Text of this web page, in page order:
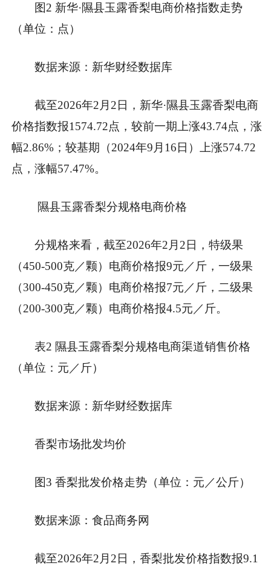
图2 新华·隰县玉露香梨电商价格指数走势
（单位：点）
数据来源：新华财经数据库
截至2026年2月2日，新华·隰县玉露香梨电商
价格指数报1574.72点，较前一期上涨43.74点，涨
幅2.86%；较基期（2024年9月16日）上涨574.72
点，涨幅57.47%。
隰县玉露香梨分规格电商价格
分规格来看，截至2026年2月2日，特级果
（450-500克／颗）电商价格报9元／斤，一级果
（300-450克／颗）电商价格报7元／斤，二级果
（200-300克／颗）电商价格报4.5元／斤。
表2 隰县玉露香梨分规格电商渠道销售价格
（单位：元／斤）
数据来源：新华财经数据库
香梨市场批发均价
图3 香梨批发价格走势（单位：元／公斤）
数据来源：食品商务网
截至2026年2月2日，香梨批发价格指数报9.1